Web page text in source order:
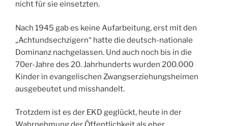
nicht für sie einsetzten.
Nach 1945 gab es keine Aufarbeitung, erst mit den
„Achtundsechzigern“ hatte die deutsch-nationale
Dominanz nachgelassen. Und auch noch bis in die
70er-Jahre des 20. Jahrhunderts wurden 200.000
Kinder in evangelischen Zwangserziehungsheimen
ausgebeutet und misshandelt.
Trotzdem ist es der EKD geglückt, heute in der